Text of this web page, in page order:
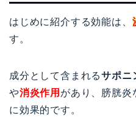
はじめに紹介する効能は、
す。
成分として含まれるサポニ
や消炎作用 があり、膀胱炎
に効果的です。